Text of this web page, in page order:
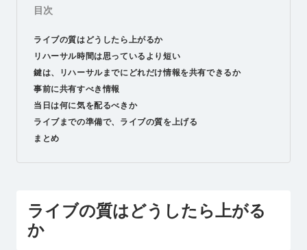
目次
ライブの質はどうしたら上がるか
リハーサル時間は思っているより短い
鍵は、リハーサルまでにどれだけ情報を共有できるか
事前に共有すべき情報
当日は何に気を配るべきか
ライブまでの準備で、ライブの質を上げる
まとめ
ライブの質はどうしたら上がる
か